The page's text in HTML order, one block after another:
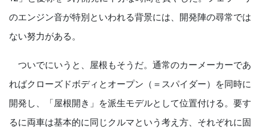
のエンジン音が特別といわれる背景には、開発陣の尋常では
ない努力がある。
ついでにいうと、屋根もそうだ。通常のカーメーカーであ
ればクローズドボディとオープン（＝スパイダー）を同時に
開発し、「屋根開き」を派生モデルとして位置付ける。要す
るに両車は基本的に同じクルマという考え方、それぞれに固